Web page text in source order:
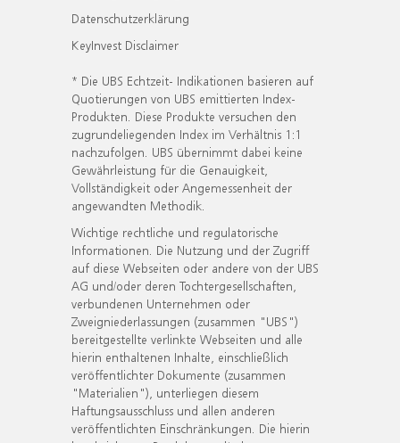
Datenschutzerklärung
KeyInvest Disclaimer
* Die UBS Echtzeit- Indikationen basieren auf
Quotierungen von UBS emittierten Index-
Produkten. Diese Produkte versuchen den
zugrundeliegenden Index im Verhältnis 1:1
nachzufolgen. UBS übernimmt dabei keine
Gewährleistung für die Genauigkeit,
Vollständigkeit oder Angemessenheit der
angewandten Methodik.
Wichtige rechtliche und regulatorische
Informationen. Die Nutzung und der Zugriff
auf diese Webseiten oder andere von der UBS
AG und/oder deren Tochtergesellschaften,
verbundenen Unternehmen oder
Zweigniederlassungen (zusammen "UBS")
bereitgestellte verlinkte Webseiten und alle
hierin enthaltenen Inhalte, einschließlich
veröffentlichter Dokumente (zusammen
"Materialien"), unterliegen diesem
Haftungsausschluss und allen anderen
veröffentlichten Einschränkungen. Die hierin